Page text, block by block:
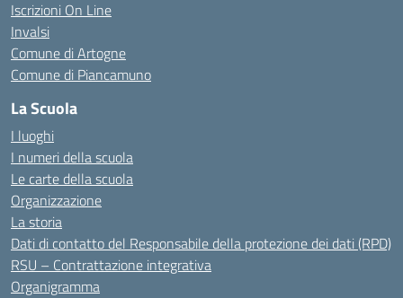
Iscrizioni On Line
Invalsi
Comune di Artogne
Comune di Piancamuno
La Scuola
I luoghi
I numeri della scuola
Le carte della scuola
Organizzazione
La storia
Dati di contatto del Responsabile della protezione dei dati (RPD)
RSU – Contrattazione integrativa
Organigramma